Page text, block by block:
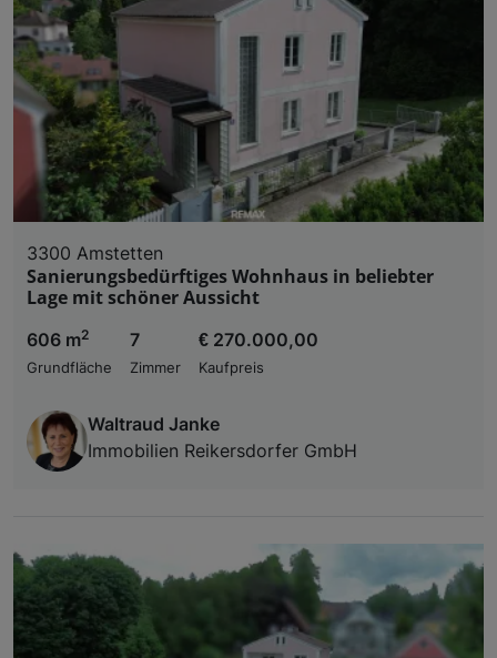
3300 Amstetten
Sanierungsbedürftiges Wohnhaus in beliebter
Lage mit schöner Aussicht
606 m2
Grundfläche
7
Zimmer
€ 270.000,00
Kaufpreis
Waltraud Janke
Immobilien Reikersdorfer GmbH